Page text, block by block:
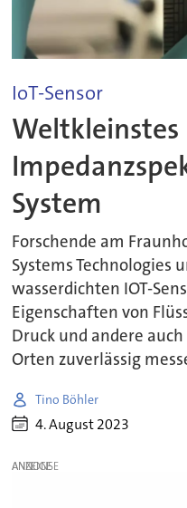
IoT-Sensor
Weltkleinstes
System
Forschende am
Systems Technologies
wasserdichten IOT-
Eigenschaften von
Druck und andere
Orten zuverlässig
Tino Böhler
4. August 2023
ANZEIGE